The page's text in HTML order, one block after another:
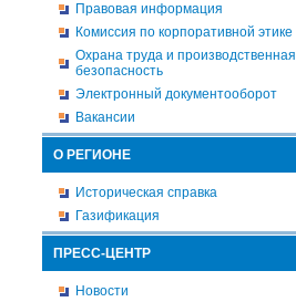
Правовая информация
Комиссия по корпоративной этике
Охрана труда и производственная
безопасность
Электронный документооборот
Вакансии
О РЕГИОНЕ
Историческая справка
Газификация
ПРЕСС-ЦЕНТР
Новости